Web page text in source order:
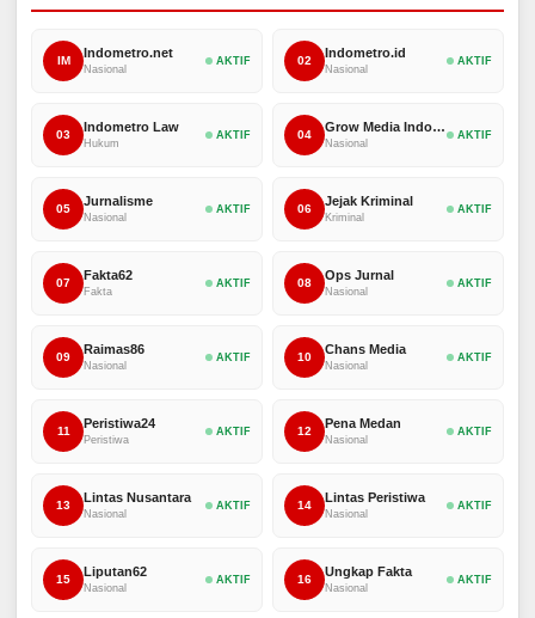
IM
Indometro.net
Nasional
AKTIF 02
Indometro.id
Nasional
AKTIF
03
Indometro Law
Hukum
AKTIF 04
Grow Media Indonesia
Nasional
AKTIF
05
Jurnalisme
Nasional
AKTIF 06
Jejak Kriminal
Kriminal
AKTIF
07
Fakta62
Fakta
AKTIF 08
Ops Jurnal
Nasional
AKTIF
09
Raimas86
Nasional
AKTIF 10
Chans Media
Nasional
AKTIF
11
Peristiwa24
Peristiwa
AKTIF 12
Pena Medan
Nasional
AKTIF
13
Lintas Nusantara
Nasional
AKTIF 14
Lintas Peristiwa
Nasional
AKTIF
15
Liputan62
Nasional
AKTIF 16
Ungkap Fakta
Nasional
AKTIF